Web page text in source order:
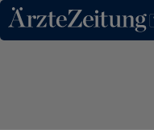
Direkt zum Inhaltsbereich